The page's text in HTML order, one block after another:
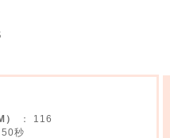
： 116
秒